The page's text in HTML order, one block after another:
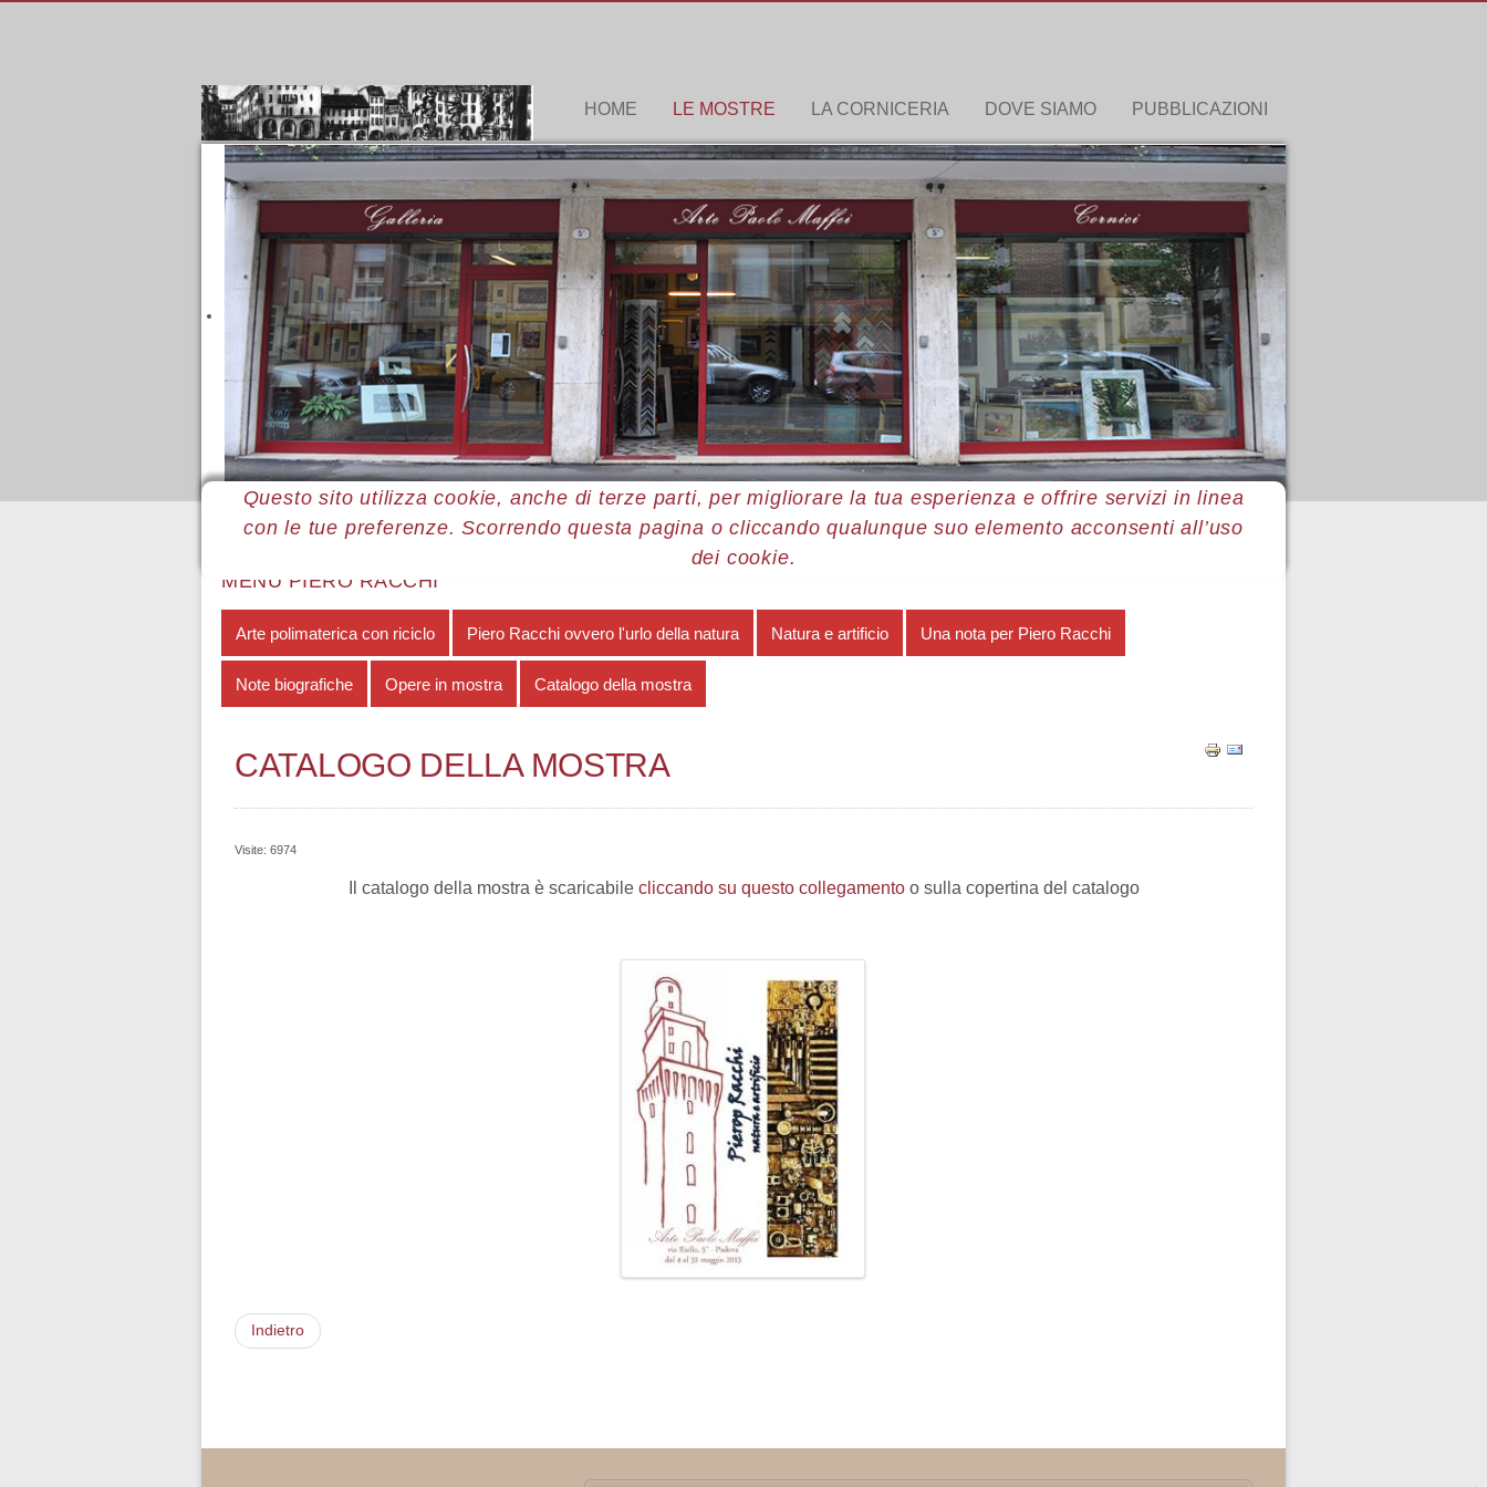
HOME LE MOSTRE LA CORNICERIA DOVE SIAMO PUBBLICAZIONI
Questo sito utilizza cookie, anche di terze parti, per migliorare la tua esperienza e offrire servizi in linea
con le tue preferenze. Scorrendo questa pagina o cliccando qualunque suo elemento acconsenti all’uso
dei cookie.
Sei qui: Home Le mostre Mostre 2013 Piero Racchi Catalogo della mostra
MENÙ PIERO RACCHI
Arte polimaterica con riciclo Piero Racchi ovvero l'urlo della natura Natura e artificio Una nota per Piero Racchi
Note biografiche Opere in mostra Catalogo della mostra
CATALOGO DELLA MOSTRA
Visite: 6974
Il catalogo della mostra è scaricabile cliccando su questo collegamento o sulla copertina del catalogo
Indietro